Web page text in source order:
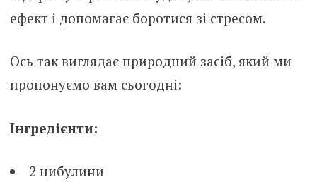
ефект і допомагає боротися зі стресом.
Ось так виглядає природний засіб, який ми
пропонуємо вам сьогодні:
Інгредієнти:
2 цибулини